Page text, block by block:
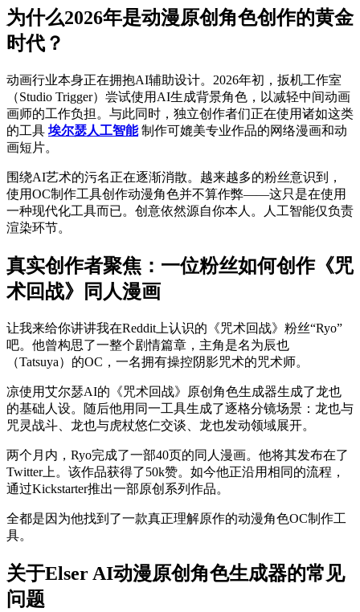
为什么2026年是动漫原创角色创作的黄金
时代？
动画行业本身正在拥抱AI辅助设计。2026年初，扳机工作室
（Studio Trigger）尝试使用AI生成背景角色，以减轻中间动画
画师的工作负担。与此同时，独立创作者们正在使用诸如这类
的工具 埃尔瑟人工智能制作可媲美专业作品的网络漫画和动
画短片。
围绕AI艺术的污名正在逐渐消散。越来越多的粉丝意识到，
使用OC制作工具创作动漫角色并不算作弊——这只是在使用
一种现代化工具而已。创意依然源自你本人。人工智能仅负责
渲染环节。
真实创作者聚焦：一位粉丝如何创作《咒
术回战》同人漫画
让我来给你讲讲我在Reddit上认识的《咒术回战》粉丝“Ryo”
吧。他曾构思了一整个剧情篇章，主角是名为辰也
（Tatsuya）的OC，一名拥有操控阴影咒术的咒术师。
凉使用艾尔瑟AI的《咒术回战》原创角色生成器生成了龙也
的基础人设。随后他用同一工具生成了逐格分镜场景：龙也与
咒灵战斗、龙也与虎杖悠仁交谈、龙也发动领域展开。
两个月内，Ryo完成了一部40页的同人漫画。他将其发布在了
Twitter上。该作品获得了50k赞。如今他正沿用相同的流程，
通过Kickstarter推出一部原创系列作品。
全都是因为他找到了一款真正理解原作的动漫角色OC制作工
具。
关于Elser AI动漫原创角色生成器的常见
问题